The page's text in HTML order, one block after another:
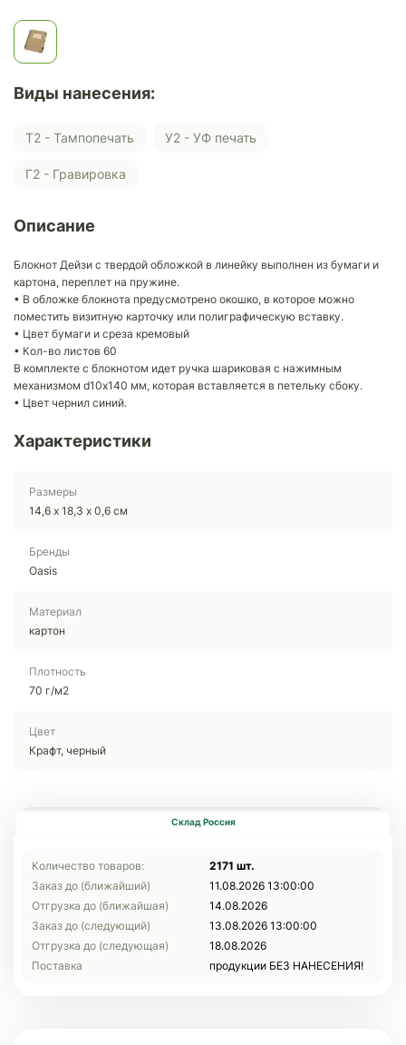
Виды нанесения:
Т2 - Тампопечать У2 - УФ печать
Г2 - Гравировка
Описание
Блокнот Дейзи с твердой обложкой в линейку выполнен из бумаги и
картона, переплет на пружине.
• В обложке блокнота предусмотрено окошко, в которое можно
поместить визитную карточку или полиграфическую вставку.
• Цвет бумаги и среза кремовый
• Кол-во листов 60
В комплекте с блокнотом идет ручка шариковая с нажимным
механизмом d10х140 мм, которая вставляется в петельку сбоку.
• Цвет чернил синий.
Характеристики
Размеры
14,6 х 18,3 х 0,6 см
Бренды
Oasis
Материал
картон
Плотность
70 г/м2
Цвет
Крафт, черный
Склад Россия
Количество товаров:
2171 шт.
Заказ до (ближайший)
11.08.2026 13:00:00
Отгрузка до (ближайшая)
14.08.2026
Заказ до (следующий)
13.08.2026 13:00:00
Отгрузка до (следующая)
18.08.2026
Поставка
продукции БЕЗ НАНЕСЕНИЯ!